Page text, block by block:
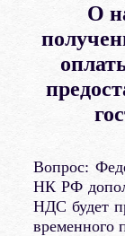
О
Вопрос:
НК РФ
НДС будет
временного